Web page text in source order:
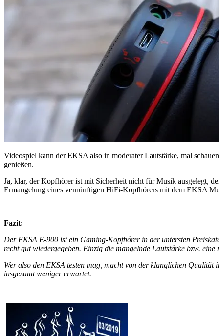
Videospiel kann der EKSA also in moderater Lautstärke, mal
genießen.
Ja, klar, der Kopfhörer ist mit Sicherheit nicht für Musik ausgelegt,
Ermangelung eines vernünftigen HiFi-Kopfhörers mit dem EKSA
Fazit:
Der EKSA E-900 ist ein Gaming-Kopfhörer in der untersten
recht gut wiedergegeben. Einzig die mangelnde Lautstärke bzw.
Wer also den EKSA testen mag, macht von der klanglichen
insgesamt weniger erwartet.